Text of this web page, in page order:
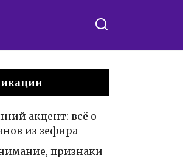
акцент: всё о
из зефира
признаки